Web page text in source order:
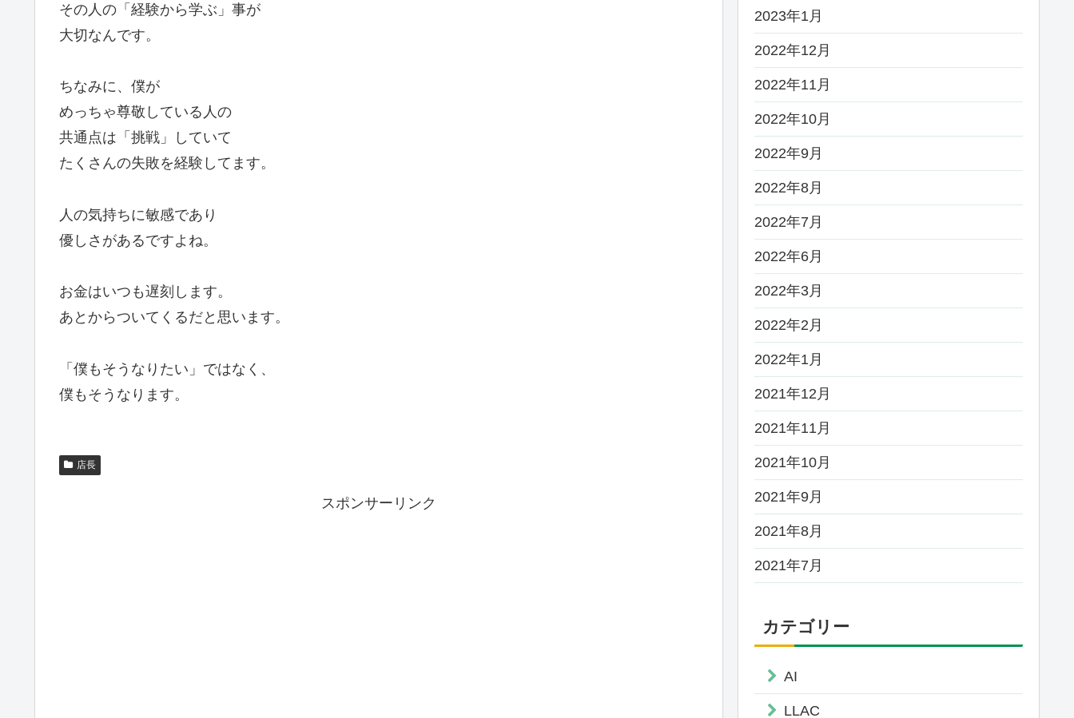
その人の「経験から学ぶ」事が
大切なんです。
ちなみに、僕が
めっちゃ尊敬している人の
共通点は「挑戦」していて
たくさんの失敗を経験してます。
人の気持ちに敏感であり
優しさがあるですよね。
お金はいつも遅刻します。
あとからついてくるだと思います。
「僕もそうなりたい」ではなく、
僕もそうなります。
店長
スポンサーリンク
2023年1月
2022年12月
2022年11月
2022年10月
2022年9月
2022年8月
2022年7月
2022年6月
2022年3月
2022年2月
2022年1月
2021年12月
2021年11月
2021年10月
2021年9月
2021年8月
2021年7月
カテゴリー
AI
LLAC